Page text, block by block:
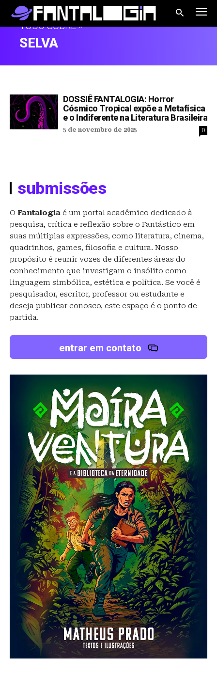
TUDO SOBRE »
SELVA
DOSSIÊ FANTALOGIA: Horror
Cósmico Tropical expõe a Metafísica
e o Indiferente na Literatura Brasileira
5 de novembro de 2025 0
submissões
O Fantalogia é um portal acadêmico dedicado à
pesquisa, crítica e reflexão sobre o Fantástico em
suas múltiplas expressões, como literatura, cinema,
quadrinhos, games, filosofia e cultura. Nosso
propósito é reunir vozes de diferentes áreas do
conhecimento que investigam o insólito como
linguagem simbólica, estética e política. Se você é
pesquisador, escritor, professor ou estudante e
deseja publicar conosco, este espaço é o ponto de
partida.
entrar em contato